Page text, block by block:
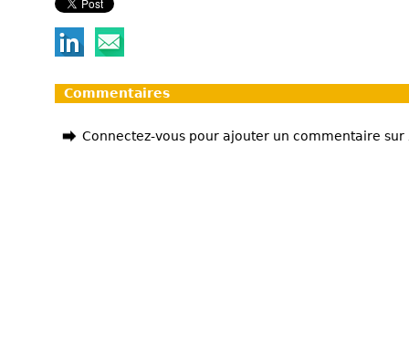
Commentaires
Connectez-vous pour ajouter un commentaire sur